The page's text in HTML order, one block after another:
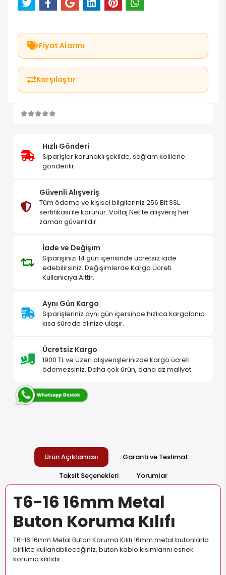
Fiyat Alarmı
Karşılaştır
Hızlı Gönderi
Siparişler korunaklı şekilde, sağlam kolilerle
gönderilir.
Güvenli Alışveriş
Tüm ödeme ve kişisel bilgileriniz 256 Bit SSL
sertifikası ile korunur. Voltaj.Net’te alışveriş her
zaman güvenlidir.
İade ve Değişim
Siparişinizi 14 gün içerisinde ücretsiz iade
edebilirsiniz. Değişimlerde Kargo Ücreti
Kullanıcıya Aittir.
Aynı Gün Kargo
Siparişleriniz aynı gün içersinde hızlıca kargolanıp
kısa sürede elinize ulaşır.
Ücretsiz Kargo
1900 TL ve Üzeri alışverişlerinizde kargo ücreti
ödemezsiniz. Daha çok ürün, daha az maliyet.
Ürün Açıklaması
Garanti ve Teslimat
Taksit Seçenekleri
Yorumlar
T6-16 16mm Metal
Buton Koruma Kılıfı
T6-16 16mm Metal Buton Koruma Kılıfı 16mm metal butonlarla
birlikte kullanabileceğiniz, buton kablo kısımlarını esnek
koruma kılıfıdır..